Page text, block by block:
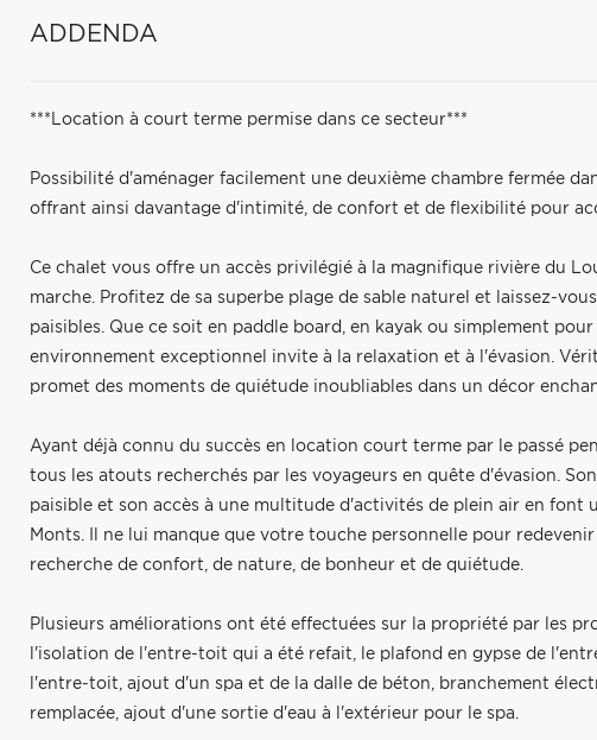
ADDENDA
***Location à court terme permise dans ce secteur***
Possibilité d'aménager facilement une deuxième chambre fermée
offrant ainsi davantage d'intimité, de confort et de flexibilité pour
Ce chalet vous offre un accès privilégié à la magnifique rivière du
marche. Profitez de sa superbe plage de sable naturel et laissez-
paisibles. Que ce soit en paddle board, en kayak ou simplement
environnement exceptionnel invite à la relaxation et à l'évasion.
promet des moments de quiétude inoubliables dans un décor
Ayant déjà connu du succès en location court terme par le passé
tous les atouts recherchés par les voyageurs en quête d'évasion.
paisible et son accès à une multitude d'activités de plein air en font
Monts. Il ne lui manque que votre touche personnelle pour
recherche de confort, de nature, de bonheur et de quiétude.
Plusieurs améliorations ont été effectuées sur la propriété par les
l'isolation de l'entre-toit qui a été refait, le plafond en gypse de
l'entre-toit, ajout d'un spa et de la dalle de béton, branchement
remplacée, ajout d'une sortie d'eau à l'extérieur pour le spa.